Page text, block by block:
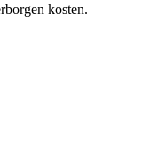
kosten.